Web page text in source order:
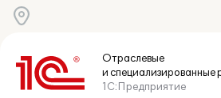
Отраслевые
и специализированные
1С:Предприятие